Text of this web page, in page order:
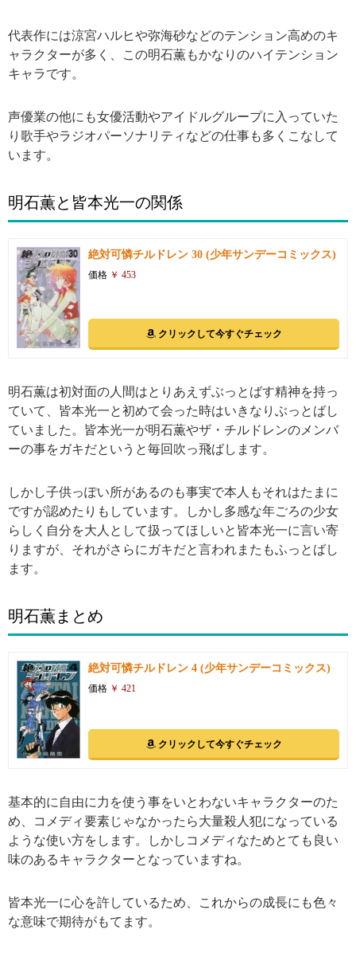
代表作には涼宮ハルヒや弥海砂などのテンション高めのキ
ャラクターが多く、この明石薫もかなりのハイテンション
キャラです。
声優業の他にも女優活動やアイドルグループに入っていた
り歌手やラジオパーソナリティなどの仕事も多くこなして
います。
明石薫と皆本光一の関係
絶対可憐チルドレン 30 (少年サンデーコミックス)
価格 ￥ 453
クリックして今すぐチェック
明石薫は初対面の人間はとりあえずぶっとばす精神を持っ
ていて、皆本光一と初めて会った時はいきなりぶっとばし
ていました。皆本光一が明石薫やザ・チルドレンのメンバ
ーの事をガキだというと毎回吹っ飛ばします。
しかし子供っぽい所があるのも事実で本人もそれはたまに
ですが認めたりもしています。しかし多感な年ごろの少女
らしく自分を大人として扱ってほしいと皆本光一に言い寄
りますが、それがさらにガキだと言われまたもふっとばし
ます。
明石薫まとめ
絶対可憐チルドレン 4 (少年サンデーコミックス)
価格 ￥ 421
クリックして今すぐチェック
基本的に自由に力を使う事をいとわないキャラクターのた
め、コメディ要素じゃなかったら大量殺人犯になっている
ような使い方をします。しかしコメディなためとても良い
味のあるキャラクターとなっていますね。
皆本光一に心を許しているため、これからの成長にも色々
な意味で期待がもてます。